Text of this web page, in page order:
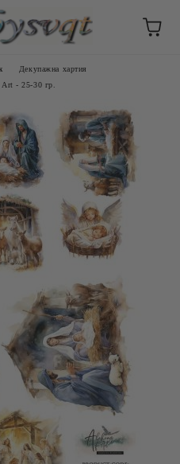
Декупажна хартия
- 25-30 гр.